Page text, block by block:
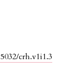
crh.v1i1.3